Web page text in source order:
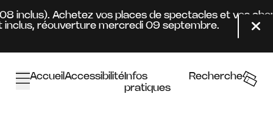
inclus). Achetez vos places de spectacles et vos
réouverture mercredi 09 septembre.
AccueilAccessibilitéInfos
pratiques
Recherche